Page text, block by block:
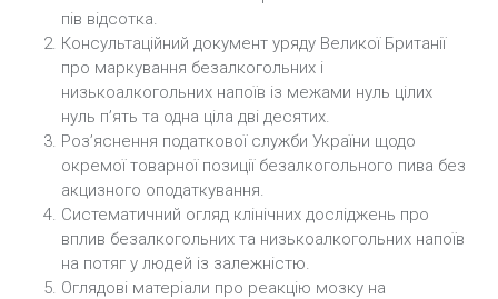
пів відсотка.
Консультаційний документ уряду Великої Британії
про маркування безалкогольних і
низькоалкогольних напоїв із межами нуль цілих
нуль п’ять та одна ціла дві десятих.
Роз’яснення податкової служби України щодо
окремої товарної позиції безалкогольного пива без
акцизного оподаткування.
Систематичний огляд клінічних досліджень про
вплив безалкогольних та низькоалкогольних напоїв
на потяг у людей із залежністю.
Оглядові матеріали про реакцію мозку на